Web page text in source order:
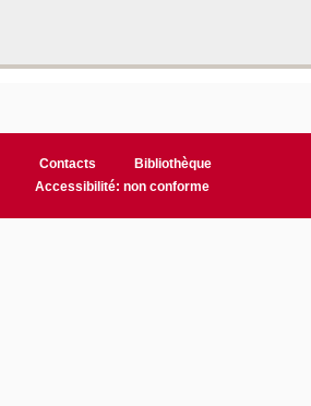
Contacts
Bibliothèque
Accessibilité: non conforme